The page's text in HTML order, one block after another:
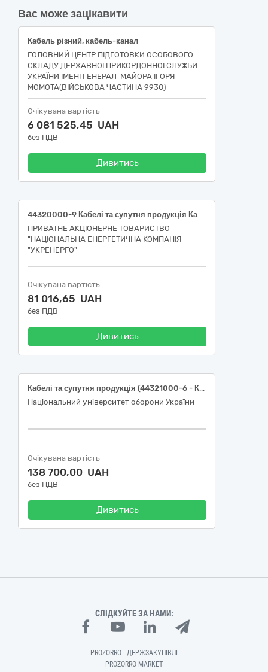
Вас може зацікавити
Кабель різний, кабель-канал
ГОЛОВНИЙ ЦЕНТР ПІДГОТОВКИ ОСОБОВОГО
СКЛАДУ ДЕРЖАВНОЇ ПРИКОРДОННОЇ СЛУЖБИ
УКРАЇНИ ІМЕНІ ГЕНЕРАЛ-МАЙОРА ІГОРЯ
МОМОТА(ВІЙСЬКОВА ЧАСТИНА 9930)
Очікувана вартість
6 081 525,45 UAH
без ПДВ
Дивитись
44320000-9 Кабелі та супутня продукція Кабель вогнетривкий для ВП «Будівництво і Ремонт»
ПРИВАТНЕ АКЦІОНЕРНЕ ТОВАРИСТВО
"НАЦІОНАЛЬНА ЕНЕРГЕТИЧНА КОМПАНІЯ
"УКРЕНЕРГО"
Очікувана вартість
81 016,65 UAH
без ПДВ
Дивитись
Кабелі та супутня продукція (44321000-6 - Кабелі; 44322000-3 - Кабельне приладдя)
Національний університет оборони України
Очікувана вартість
138 700,00 UAH
без ПДВ
Дивитись
СЛІДКУЙТЕ ЗА НАМИ:
PROZORRO - ДЕРЖЗАКУПІВЛІ
PROZORRO MARKET